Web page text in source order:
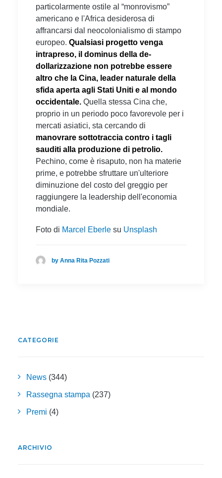
particolarmente ostile al “monrovismo”
americano e l'Africa desiderosa di
affrancarsi dal neocolonialismo di stampo
europeo. Qualsiasi progetto venga
intrapreso, il dominus della de-
dollarizzazione non potrebbe essere
altro che la Cina, leader naturale della
sfida aperta agli Stati Uniti e al mondo
occidentale. Quella stessa Cina che,
proprio in un periodo poco favorevole per i
mercati asiatici, sta cercando di
manovrare sottotraccia contro i tagli
sauditi alla produzione di petrolio.
Pechino, come è risaputo, non ha materie
prime, e potrebbe sfruttare un'ulteriore
diminuzione del costo del greggio per
raggiungere la leadership dell'economia
mondiale.
Foto di Marcel Eberle su Unsplash
by Anna Rita Pozzati
CATEGORIE
News (344)
Rassegna stampa (237)
Premi (4)
ARCHIVIO